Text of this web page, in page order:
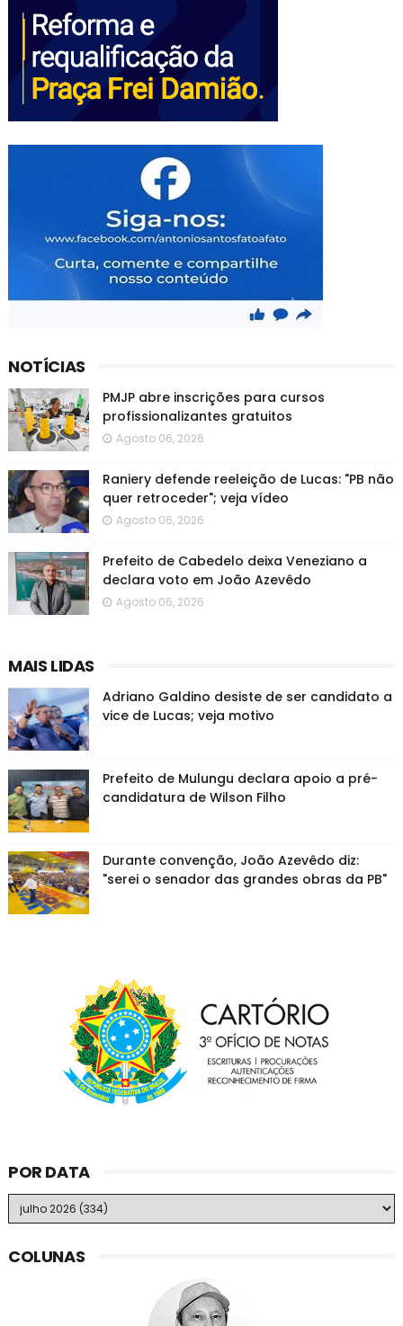
NOTÍCIAS
PMJP abre inscrições para cursos
profissionalizantes gratuitos
Agosto 06, 2026
Raniery defende reeleição de Lucas: "PB não
quer retroceder"; veja vídeo
Agosto 06, 2026
Prefeito de Cabedelo deixa Veneziano a
declara voto em João Azevêdo
Agosto 06, 2026
MAIS LIDAS
Adriano Galdino desiste de ser candidato a
vice de Lucas; veja motivo
Prefeito de Mulungu declara apoio a pré-
candidatura de Wilson Filho
Durante convenção, João Azevêdo diz:
"serei o senador das grandes obras da PB"
POR DATA
COLUNAS